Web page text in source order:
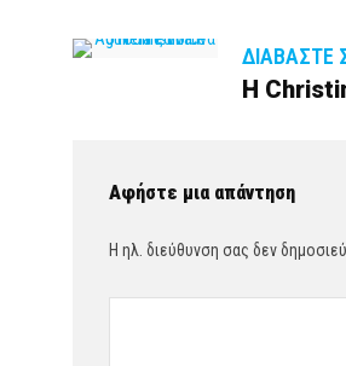
ΔΙΑΒΆΣΤΕ
Η
Αφήστε μια απάντηση
Η ηλ. διεύθυνση σας δεν